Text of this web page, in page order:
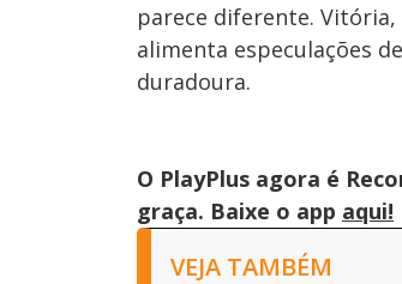
parece diferente.
alimenta especulações
duradoura.
O PlayPlus agora é
graça. Baixe o app aqui!
VEJA TAMBÉM